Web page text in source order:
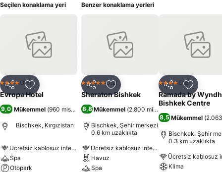
Seçilen konaklama yeri
Paylaş Favorilerime ekle
4 Yıldız Otel
Evropa Hotel
9,0 Mükemmel (960 misafir puanı)
Bischkek, Kırgızistan
Ücretsiz kablosuz internet
Spa
Otopark
Benzer konaklama yerleri
Paylaş Favorilerime ekle
5 Yıldız Otel
Sheraton Bishkek
8,8 Mükemmel (2.800 misafir puanı
Bischkek, Şehir merkezi
0.6 km uzaklıkta
Ücretsiz kablosuz internet
Havuz
Spa
Paylaş
4 Yıldız Otel
Ramada by
Bishkek Centre
8,5 Mükemmel (
Bischkek, Şehir
0.3 km uzaklıkta
Klima